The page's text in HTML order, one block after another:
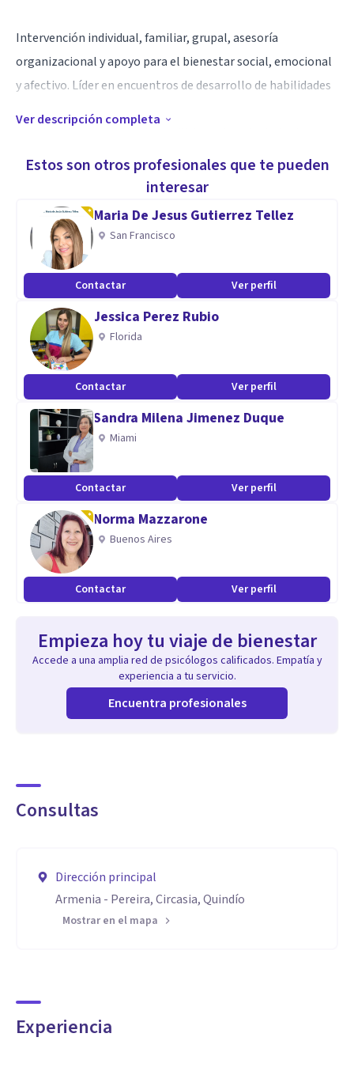
Intervención individual, familiar, grupal, asesoría
organizacional y apoyo para el bienestar social, emocional
y afectivo. Líder en encuentros de desarrollo de habilidades
individual y grupal desde el juego y el deporte. Mediadora de
Paz del programa La Paz se toma la Palabra del Banco de la
República. Autora del Libro “Hija de la Guerra".
Ver descripción completa
Estos son otros profesionales que te pueden
interesar
Maria De Jesus Gutierrez Tellez
San Francisco
Contactar Ver perfil
Jessica Perez Rubio
Florida
Contactar Ver perfil
Sandra Milena Jimenez Duque
Miami
Contactar Ver perfil
Norma Mazzarone
Buenos Aires
Contactar Ver perfil
Empieza hoy tu viaje de bienestar
Accede a una amplia red de psicólogos calificados. Empatía y
experiencia a tu servicio.
Encuentra profesionales
Consultas
Dirección principal
Armenia - Pereira, Circasia, Quindío
Mostrar en el mapa
Experiencia